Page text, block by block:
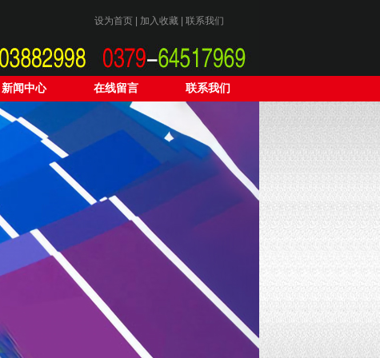
设为首页 加入收藏 联系我们
新闻中心 在线留言 联系我们